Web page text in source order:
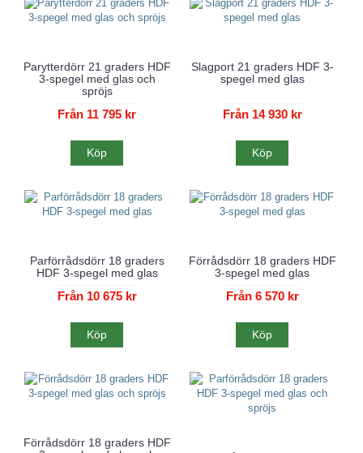
Parytterdörr 21 graders HDF
3-spegel med glas och
spröjs
Från 11 795 kr
Köp
Slagport 21 graders HDF 3-
spegel med glas
Från 14 930 kr
Köp
Parförrådsdörr 18 graders
HDF 3-spegel med glas
Från 10 675 kr
Köp
Förrådsdörr 18 graders HDF
3-spegel med glas
Från 6 570 kr
Köp
Förrådsdörr 18 graders HDF